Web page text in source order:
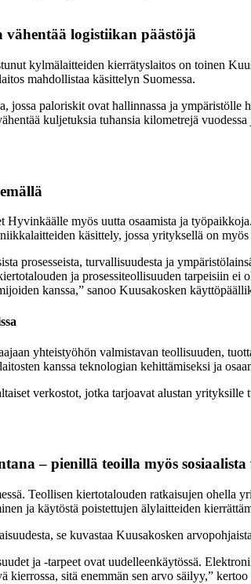
vähentää logistiikan päästöjä
kylmälaitteiden kierrätyslaitos on toinen
mahdollistaa käsittelyn Suomessa.
jossa paloriskit ovat hallinnassa ja
kuljetuksia tuhansia kilometrejä
myös uutta osaamista ja
käsittely, jossa yrityksellä on
prosesseista, turvallisuudesta ja
ja prosessiteollisuuden tarpeisiin
kanssa,” sanoo Kuusakosken
yhteistyöhön valmistavan teollisuuden,
kanssa teknologian kehittämiseksi ja
verkostot, jotka tarjoavat alustan
– pienillä teoilla myös
Teollisen kiertotalouden ratkaisujen ohella
ja käytöstä poistettujen älylaitteiden
se kuvastaa Kuusakosken
ja -tarpeet ovat uudelleenkäytössä.
kierrossa, sitä enemmän sen arvo säilyy,”